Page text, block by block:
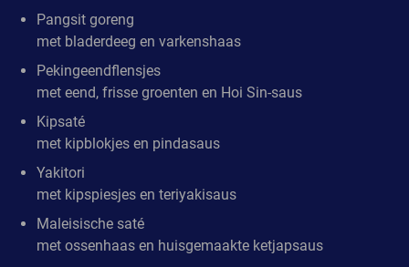
Pangsit goreng
met bladerdeeg en varkenshaas
Pekingeendflensjes
met eend, frisse groenten en Hoi Sin-saus
Kipsaté
met kipblokjes en pindasaus
Yakitori
met kipspiesjes en teriyakisaus
Maleisische saté
met ossenhaas en huisgemaakte ketjapsaus